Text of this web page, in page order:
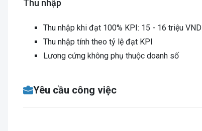
Thu nhập
Thu nhập khi đạt 100% KPI: 15 - 16 triệu VND
Thu nhập tính theo tỷ lệ đạt KPI
Lương cứng không phụ thuộc doanh số
Yêu cầu công việc